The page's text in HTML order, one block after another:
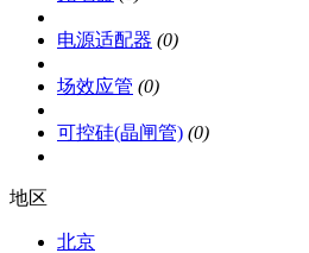
电源适配器 (0)
场效应管 (0)
可控硅(晶闸管) (0)
地区
北京